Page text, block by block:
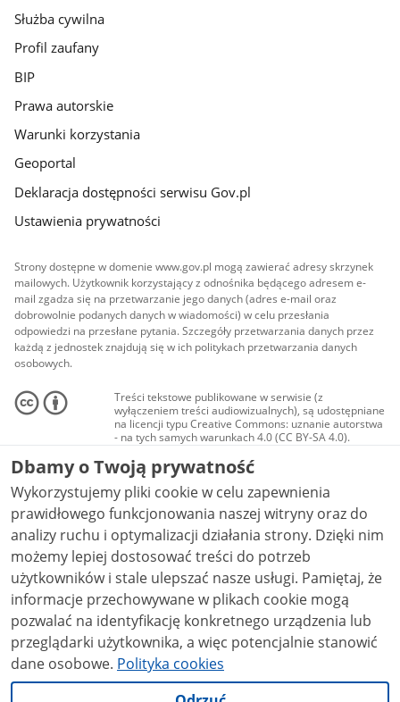
Służba cywilna
Profil zaufany
BIP
Prawa autorskie
Warunki korzystania
Geoportal
Deklaracja dostępności serwisu Gov.pl
Ustawienia prywatności
Strony dostępne w domenie www.gov.pl mogą zawierać adresy skrzynek
mailowych. Użytkownik korzystający z odnośnika będącego adresem e-
mail zgadza się na przetwarzanie jego danych (adres e-mail oraz
dobrowolnie podanych danych w wiadomości) w celu przesłania
odpowiedzi na przesłane pytania. Szczegóły przetwarzania danych przez
każdą z jednostek znajdują się w ich politykach przetwarzania danych
osobowych.
Treści tekstowe publikowane w serwisie (z
wyłączeniem treści audiowizualnych), są udostępniane
na licencji typu Creative Commons: uznanie autorstwa
- na tych samych warunkach 4.0 (CC BY-SA 4.0).
Materiały audiowizualne, w tym zdjęcia, materiały
audio i wideo, są udostępniane na licencji typu
Creative Commons: uznanie autorstwa użycie
niekomercyjne - bez utworów zależnych 4.0 (CC BY-
NC-ND 4.0), o ile nie jest to stwierdzone inaczej.
Dbamy o Twoją prywatność
Wykorzystujemy pliki cookie w celu zapewnienia
prawidłowego funkcjonowania naszej witryny oraz do
analizy ruchu i optymalizacji działania strony. Dzięki nim
możemy lepiej dostosować treści do potrzeb
użytkowników i stale ulepszać nasze usługi. Pamiętaj, że
informacje przechowywane w plikach cookie mogą
pozwalać na identyfikację konkretnego urządzenia lub
przeglądarki użytkownika, a więc potencjalnie stanowić
dane osobowe. Polityka cookies